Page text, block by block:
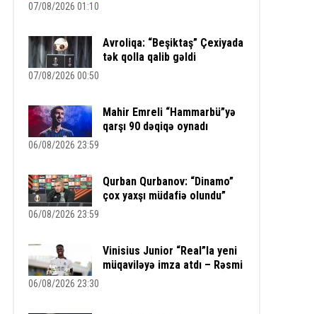
07/08/2026 01:10
Avroliqa: “Beşiktaş” Çexiyada
tək qolla qalib gəldi
07/08/2026 00:50
Mahir Emreli “Hammarbü”yə
qarşı 90 dəqiqə oynadı
06/08/2026 23:59
Qurban Qurbanov: “Dinamo”
çox yaxşı müdafiə olundu”
06/08/2026 23:59
Vinisius Junior “Real”la yeni
müqaviləyə imza atdı – Rəsmi
06/08/2026 23:30